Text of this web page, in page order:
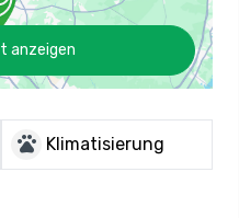
anzeigen
pets Klimatisierung